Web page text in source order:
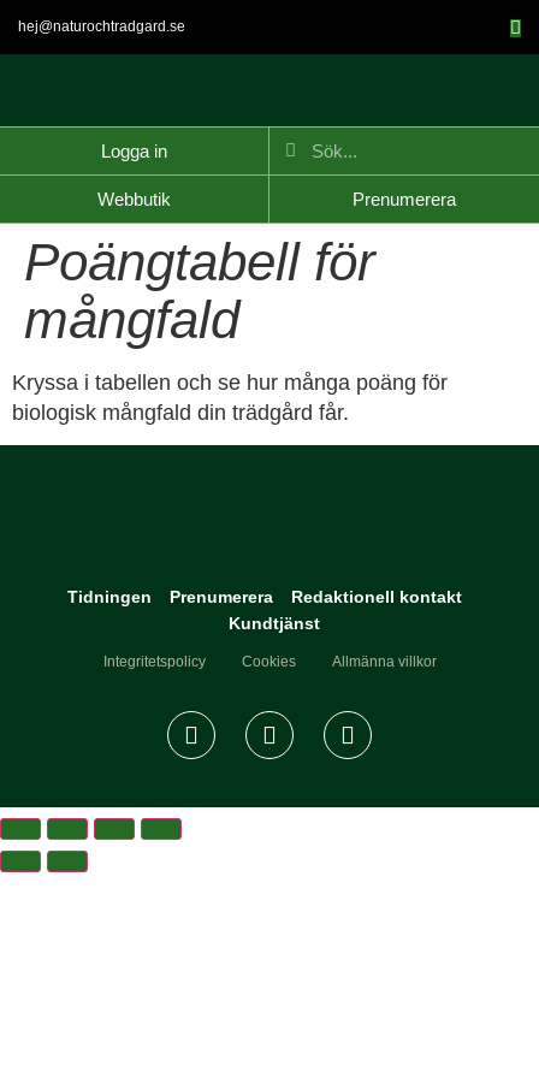
hej@naturochtradgard.se
Logga in
Webbutik Prenumerera
Poängtabell för
mångfald
Kryssa i tabellen och se hur många poäng för
biologisk mångfald din trädgård får.
Tidningen Prenumerera
Redaktionell kontakt
Kundtjänst
Integritetspolicy Cookies Allmänna villkor